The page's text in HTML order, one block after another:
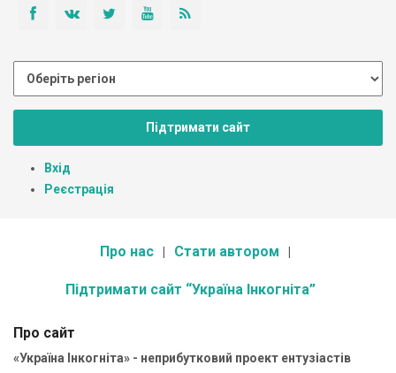
Підтримати сайт
Вхід
Реєстрація
Про нас Стати автором
Підтримати сайт “Україна Інкогніта”
Про сайт
«Україна Інкогніта» - неприбутковий проект ентузіастів